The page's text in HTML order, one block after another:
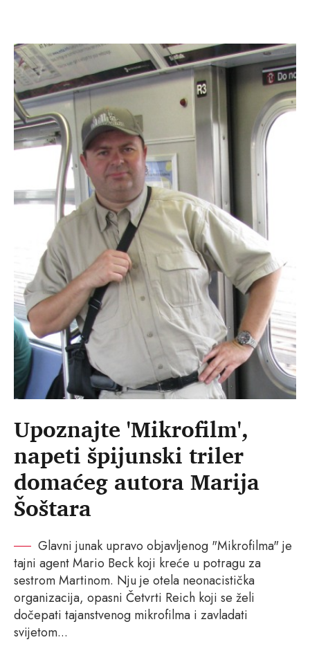
Upoznajte 'Mikrofilm',
napeti špijunski triler
domaćeg autora Marija
Šoštara
Glavni junak upravo objavljenog "Mikrofilma" je
tajni agent Mario Beck koji kreće u potragu za
sestrom Martinom. Nju je otela neonacistička
organizacija, opasni Četvrti Reich koji se želi
dočepati tajanstvenog mikrofilma i zavladati
svijetom...